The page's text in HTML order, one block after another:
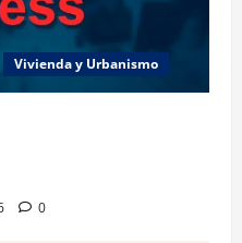
Vivienda y Urbanismo
0